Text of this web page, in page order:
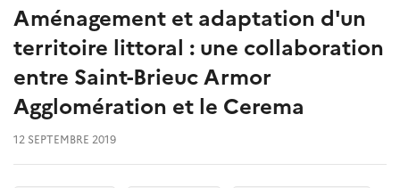
Aménagement et adaptation d'un
territoire littoral : une collaboration
entre Saint-Brieuc Armor
Agglomération et le Cerema
12 SEPTEMBRE 2019